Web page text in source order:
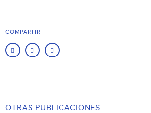
COMPARTIR
OTRAS PUBLICACIONES